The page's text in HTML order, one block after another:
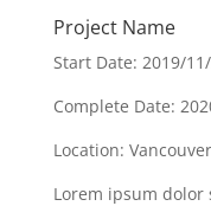
Project Name
Start Date: 2019/
Complete Date:
Location: Vancouver
Lorem ipsum